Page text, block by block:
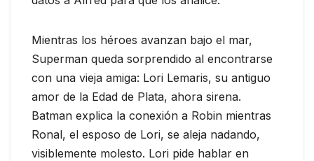
Mientras los héroes avanzan bajo el mar,
Superman queda sorprendido al encontrarse
con una vieja amiga: Lori Lemaris, su antiguo
amor de la Edad de Plata, ahora sirena.
Batman explica la conexión a Robin mientras
Ronal, el esposo de Lori, se aleja nadando,
visiblemente molesto. Lori pide hablar en